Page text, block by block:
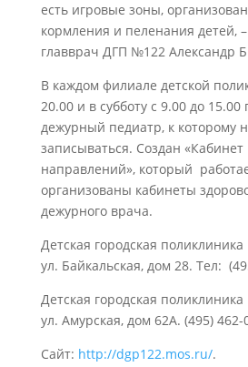
есть игровые зоны,
кормления и пеленания детей,
главврач ДГП №122 Александр
В каждом филиале детской
20.00 и в субботу с 9.00 до
дежурный педиатр, к которому
записываться. Создан
направлений», который
организованы кабинеты
дежурного врача.
Детская городская
ул. Байкальская, дом 28. Тел:
Детская городская
ул. Амурская, дом 62А. (495) 462-
Сайт: http://dgp122.mos.ru/.